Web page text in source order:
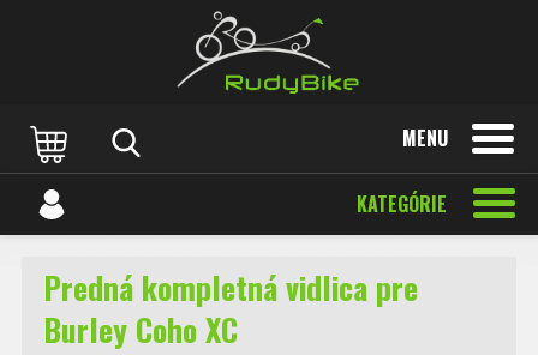
MENU
KATEGÓRIE
Predná kompletná vidlica pre
Burley Coho XC